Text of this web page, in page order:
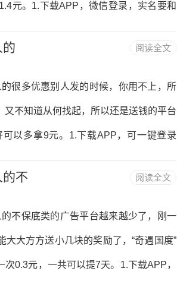
元。1.下载APP，微信登录，实名要和
0.3元）-至尊卡兑换（1元也是7次），
阅读全文
很多优惠别人发的时候，你用不上，所
不知道从何找起，所以还是送钱的平台
以多拿9元。1.下载APP，可一键登录
里才会出现权益卡兑换。4.绑定支付宝时
阅读全文
不
不保底类的广告平台越来越少了，刚一
大方方送小几块的奖励了，“奇遇国度”
0.3元，一共可以提7天。1.下载APP，